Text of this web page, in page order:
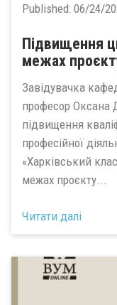
Published: 06/24/
Підвищення
межах
Завідувачка
професор Оксана
підвищення
професійної
«Харківський
межах проєкту...
Читати далі